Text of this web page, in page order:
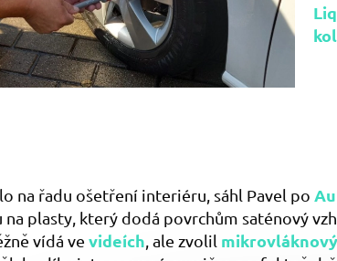
na řadu ošetření interiéru, sáhl Pavel po
na plasty, který dodá povrchům saténový
vídá ve videích, ale zvolil